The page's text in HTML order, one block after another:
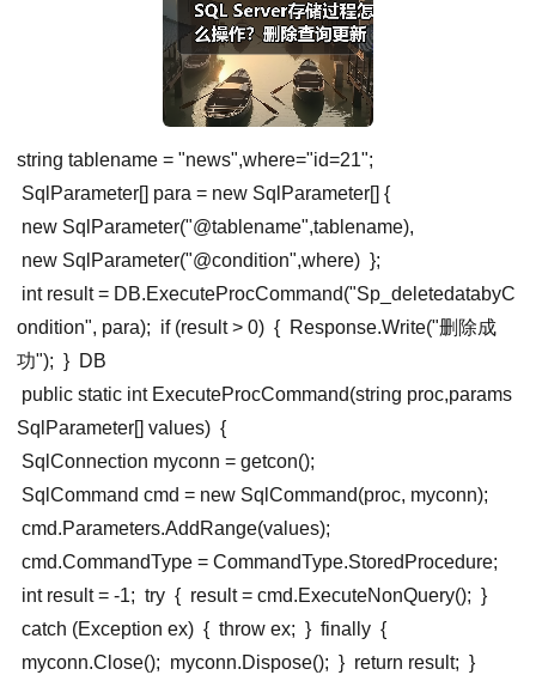
string tablename = "news",where="id=21";
SqlParameter[] para = new SqlParameter[] {
new SqlParameter("@tablename",tablename),
new SqlParameter("@condition",where) };
int result= DB.ExecuteProcCommand("Sp_deletedatabyC
ondition", para); if (result> 0) { Response.Write("删除成
功"); } DB
public static int ExecuteProcCommand(string proc,params
SqlParameter[] values) {
SqlConnection myconn = getcon();
SqlCommand cmd = new SqlCommand(proc, myconn);
cmd.Parameters.AddRange(values);
cmd.CommandType = CommandType.StoredProcedure;
int result= -1; try { result= cmd.ExecuteNonQuery(); }
catch (Exception ex) { throw ex; } finally {
myconn.Close(); myconn.Dispose(); } return result; }